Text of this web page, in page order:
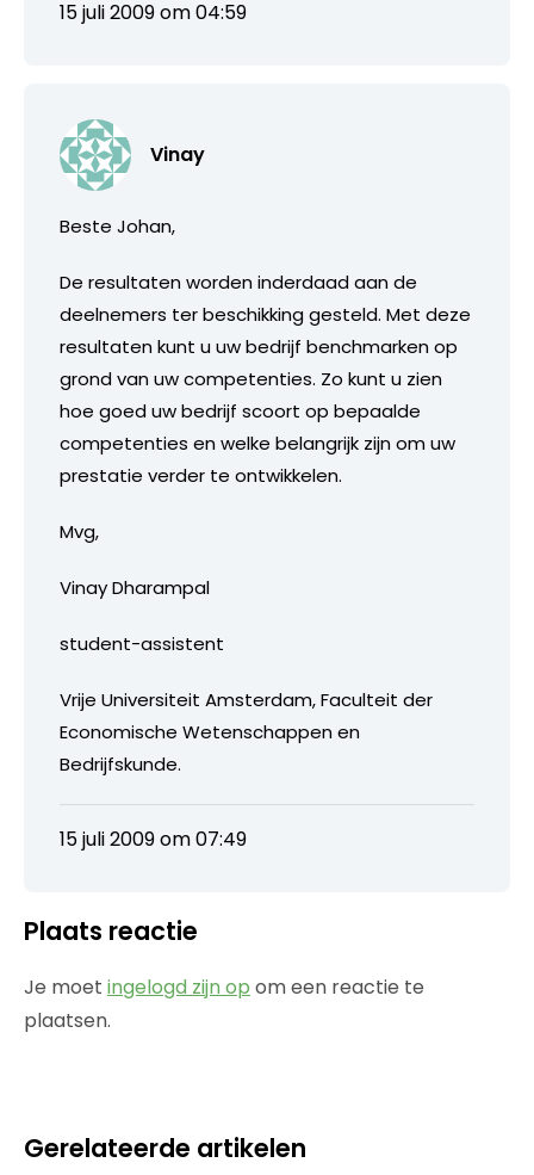
15 juli 2009 om 04:59
Vinay
Beste Johan,
De resultaten worden inderdaad aan de
deelnemers ter beschikking gesteld. Met deze
resultaten kunt u uw bedrijf benchmarken op
grond van uw competenties. Zo kunt u zien
hoe goed uw bedrijf scoort op bepaalde
competenties en welke belangrijk zijn om uw
prestatie verder te ontwikkelen.
Mvg,
Vinay Dharampal
student-assistent
Vrije Universiteit Amsterdam, Faculteit der
Economische Wetenschappen en
Bedrijfskunde.
15 juli 2009 om 07:49
Plaats reactie
Je moet ingelogd zijn op om een reactie te
plaatsen.
Gerelateerde artikelen